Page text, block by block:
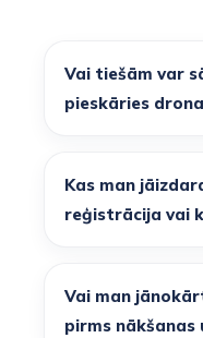
Vai tiešām var
pieskāries
Kas man
reģistrācija vai
Vai man
pirms nākšanas